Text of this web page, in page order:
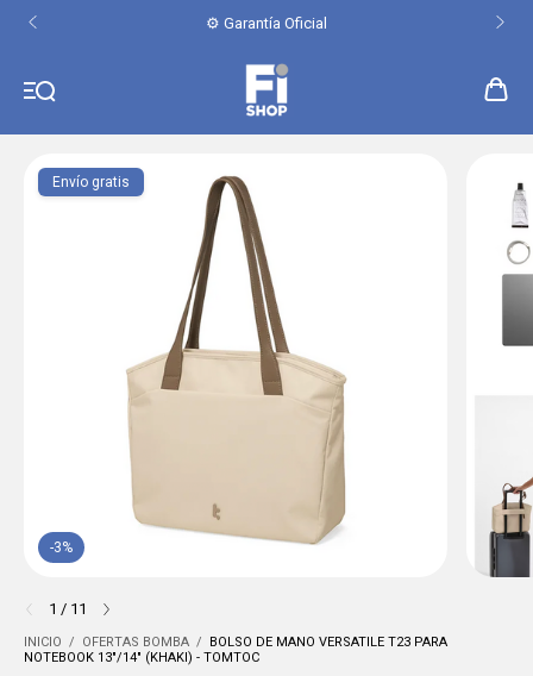
⚙️ Garantía Oficial
-3%
Envío gratis
1 / 11
INICIO / OFERTAS BOMBA /
BOLSO DE MANO VERSATILE T23 PARA
NOTEBOOK 13"/14" (KHAKI) - TOMTOC